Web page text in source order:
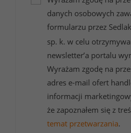
danych osobowych
formularzu przez Sedlak
sp. k. w celu
newsletter’a portalu
Wyrażam zgodę na
adres e-mail ofert
informacji
że zapoznałem się z
temat przetwarzania.